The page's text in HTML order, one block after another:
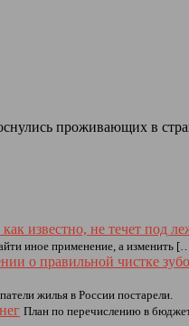
проживающих в
известно, не течет под
иное применение, а изменить
о правильной чистке
жилья в России постарели.
План по перечислению в